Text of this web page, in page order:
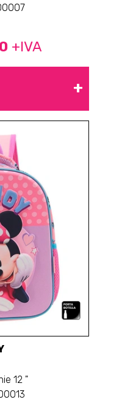
+IVA
+
12 "